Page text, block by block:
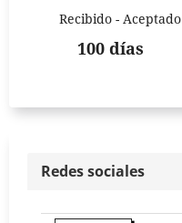
Recibido - Aceptado
100 días
Redes sociales